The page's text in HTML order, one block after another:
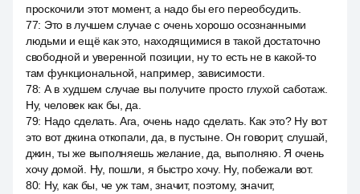
проскочили этот момент, а надо бы его переобсудить.
77: Это в лучшем случае с очень хорошо осознанными
людьми и ещё как это, находящимися в такой достаточно
свободной и уверенной позиции, ну то есть не в какой-то
там функциональной, например, зависимости.
78: А в худшем случае вы получите просто глухой саботаж.
Ну, человек как бы, да.
79: Надо сделать. Ага, очень надо сделать. Как это? Ну вот
это вот джина откопали, да, в пустыне. Он говорит, слушай,
джин, ты же выполняешь желание, да, выполняю. Я очень
хочу домой. Ну, пошли, я быстро хочу. Ну, побежали вот.
80: Ну, как бы, че уж там, значит, поэтому, значит,